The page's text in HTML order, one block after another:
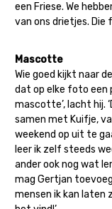
een Friese. We
van ons drietjes. Die
Mascotte
Wie goed kijkt naar
dat op elke foto een
mascotte’, lacht hij.
samen met Kuifje,
weekend op uit te
leer ik zelf steeds
ander ook nog wat
mag Gertjan
mensen ik kan laten